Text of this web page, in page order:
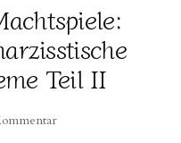
Teil II
zu